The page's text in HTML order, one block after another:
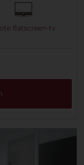
flatscreen-tv